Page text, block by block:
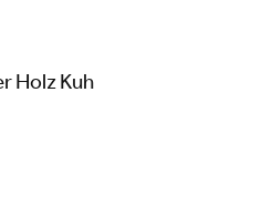
Holz Kuh